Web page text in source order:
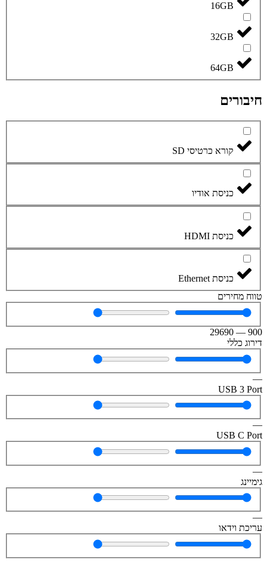
16GB
32GB
64GB
חיבורים
קורא כרטיסי SD
כניסת אודיו
כניסת HDMI
כניסת Ethernet
טווח מחירים
900
—
29690
דירוג כללי
—
USB 3 Port
—
USB C Port
—
גימיינג
—
עריכת וידאו